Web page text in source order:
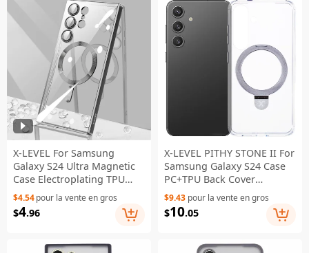
X-LEVEL For Samsung
Galaxy S24 Ultra Magnetic
Case Electroplating TPU
Cover Glass Lens Guard -
Black
$4.54pour la vente en gros
$4.96
X-LEVEL PITHY STONE II For
Samsung Galaxy S24 Case
PC+TPU Back Cover
Kickstand Magnetic Case -
Transparent
$9.43 pour la vente en gros
$10.05